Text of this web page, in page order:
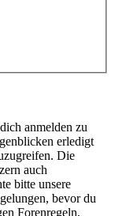
anmelden zu
erledigt
Die
auch
bitte unsere
bevor du
Forenregeln,